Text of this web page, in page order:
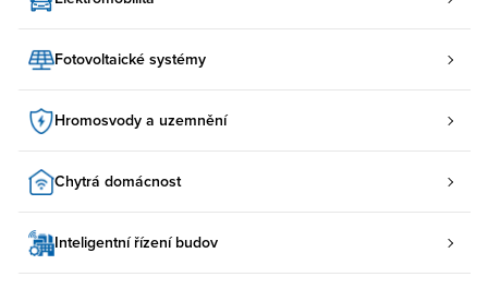
Fotovoltaické systémy
Hromosvody a uzemnění
Chytrá domácnost
Inteligentní řízení budov